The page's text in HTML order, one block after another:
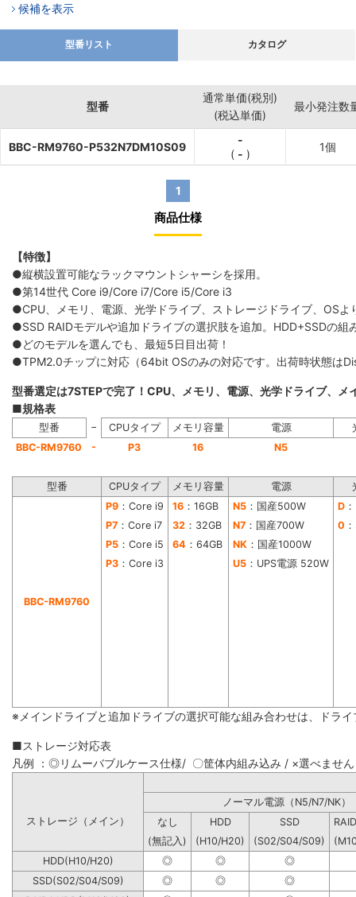
候補を表示
型番リスト カタログ
型番
通常単価(税別)
(税込単価)
最小発注数
BBC-RM9760-P532N7DM10S09
-
( - )
1個
1
商品仕様
【特徴】
●縦横設置可能なラックマウントシャーシを採用。
●第14世代 Core i9/Core i7/Core i5/Core i3
●CPU、メモリ、電源、光学ドライブ、ストレージドライブ、OS
●SSD RAIDモデルや追加ドライブの選択肢を追加。HDD+SSDの
●どのモデルを選んでも、最短5日目出荷！
●TPM2.0チップに対応（64bit OSのみの対応です。出荷時状態は
型番選定は7STEPで完了！CPU、メモリ、電源、光学ドライブ、
■規格表
型番 − CPUタイプ メモリ容量 電源
BBC-RM9760
- P3 16 N5
型番 CPUタイプ メモリ容量 電源
BBC-RM9760
P9 ：Core i9 16 ：16GB N5 ：国産500W D
P7 ：Core i7 32 ：32GB N7 ：国産700W 0
P5 ：Core i5 64 ：64GB NK ：国産1000W
P3 ：Core i3 U5 ：UPS電源 520W
※メインドライブと追加ドライブの選択可能な組み合わせは、ドラ
■ストレージ対応表
凡例 ：◎リムーバブルケース仕様/ 〇筐体内組み込み / ×選べません
ノーマル電源（N5/
ストレージ（メイン）
なし HDD SSD
(無記入)
(H10/H20) (S02/S04/S09)
HDD(H10/H20)
◎ ◎
◎
SSD(S02/S04/S09)
◎ ◎
◎